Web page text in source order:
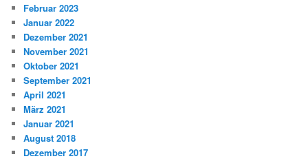
Februar 2023
Januar 2022
Dezember 2021
November 2021
Oktober 2021
September 2021
April 2021
März 2021
Januar 2021
August 2018
Dezember 2017